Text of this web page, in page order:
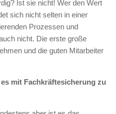
Ist sie nicht! Wer den Wert
sich nicht selten in einer
Prozessen und
nicht. Die erste große
und die guten Mitarbeiter
mit Fachkräftesicherung zu